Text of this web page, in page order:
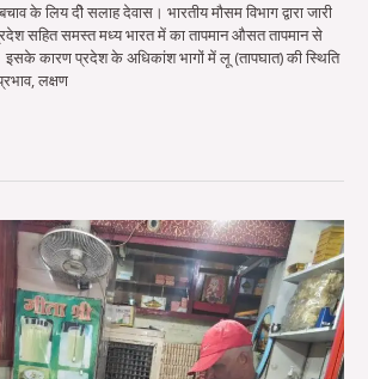
के लिय दीे सलाह देवास। भारतीय मौसम विभाग द्वारा जारी
सहित समस्त मध्य भारत में का तापमान औसत तापमान से
कारण प्रदेश के अधिकांश भागों में लू (तापघात) की स्थिति
लक्षण